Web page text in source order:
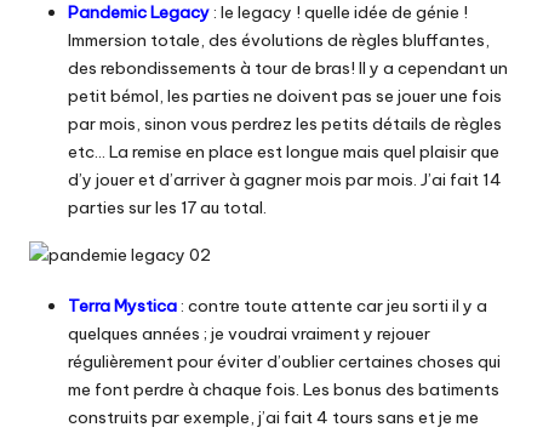
Pandemic Legacy: le legacy ! quelle idée de génie !
Immersion totale, des évolutions de règles bluffantes,
des rebondissements à tour de bras! Il y a cependant un
petit bémol, les parties ne doivent pas se jouer une fois
par mois, sinon vous perdrez les petits détails de règles
etc… La remise en place est longue mais quel plaisir que
d’y jouer et d’arriver à gagner mois par mois. J’ai fait 14
parties sur les 17 au total.
Terra Mystica: contre toute attente car jeu sorti il y a
quelques années ; je voudrai vraiment y rejouer
régulièrement pour éviter d’oublier certaines choses qui
me font perdre à chaque fois. Les bonus des batiments
construits par exemple, j’ai fait 4 tours sans et je me